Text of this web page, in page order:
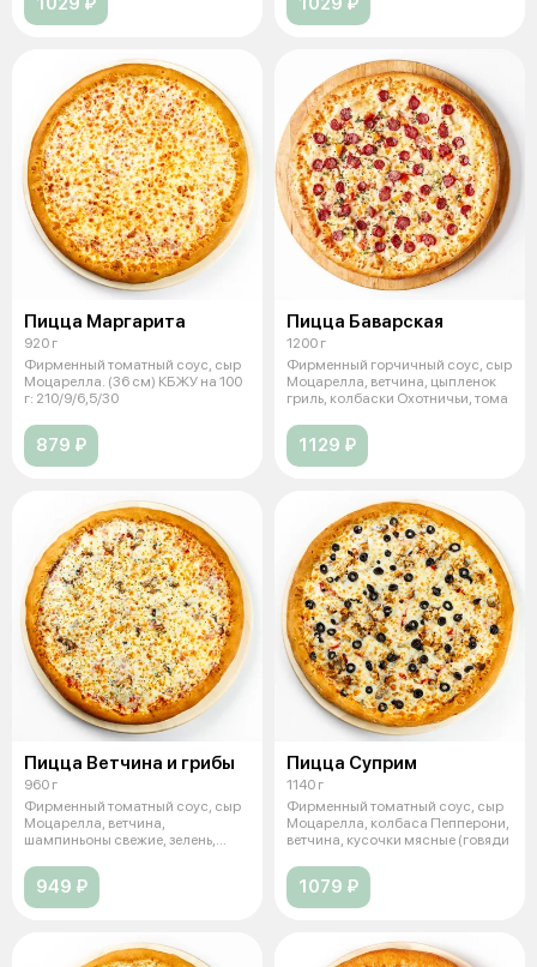
Пицца Маргарита
920 г
Фирменный томатный соус, сыр
Моцарелла. (36 см) КБЖУ на 100
г: 210/9/6,5/30
879 ₽
Пицца Баварская
1200 г
Фирменный горчичный соус, сыр
Моцарелла, ветчина, цыпленок
гриль, колбаски Охотничьи, тома
1129 ₽
Пицца Ветчина и грибы
960 г
Фирменный томатный соус, сыр
Моцарелла, ветчина,
шампиньоны свежие, зелень,
949 ₽
Пицца Суприм
1140 г
Фирменный томатный соус, сыр
Моцарелла, колбаса Пепперони,
ветчина, кусочки мясные (говяди
1079 ₽